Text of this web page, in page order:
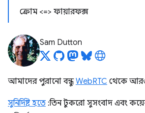
ক্রোম <=> ফায়ারফক্স
Sam Dutton
আমাদের পুরানো বন্ধুWebRTC থেকে
সুনির্দিষ্ট হতে : তিন টুকরো সুসংবাদ এবং